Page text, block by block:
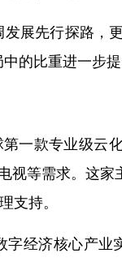
展先行探路
的比重进一步提
一款专业级云
视等需求。这
支持。
经济核心产业